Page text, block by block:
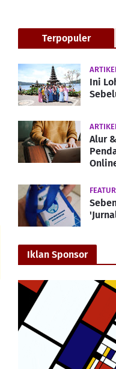
Terpopuler
Ini
Alur
Iklan Sponsor